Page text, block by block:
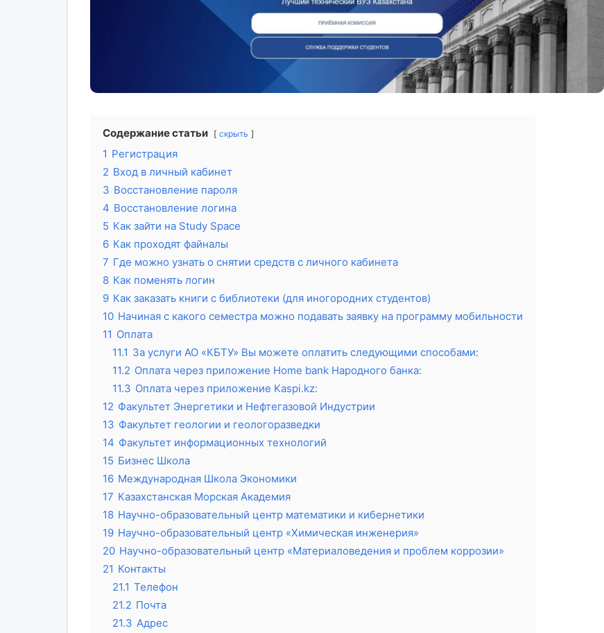
Содержание статьи скрыть
1 Регистрация
2 Вход в личный кабинет
3 Восстановление пароля
4 Восстановление логина
5 Как зайти на Study Space
6 Как проходят файналы
7 Где можно узнать о снятии средств с личного кабинета
8 Как поменять логин
9 Как заказать книги с библиотеки (для иногородних студентов)
10 Начиная с какого семестра можно подавать заявку на программу мобильности
11 Оплата
11.1 За услуги АО «КБТУ» Вы можете оплатить следующими способами:
11.2 Оплата через приложение Home bank Народного банка:
11.3 Оплата через приложение Kaspi.kz:
12 Факультет Энергетики и Нефтегазовой Индустрии
13 Факультет геологии и геологоразведки
14 Факультет информационных технологий
15 Бизнес Школа
16 Международная Школа Экономики
17 Казахстанская Морская Академия
18 Научно-образовательный центр математики и кибернетики
19 Научно-образовательный центр «Химическая инженерия»
20 Научно-образовательный центр «Материаловедения и проблем коррозии»
21 Контакты
21.1 Телефон
21.2 Почта
21.3 Адрес